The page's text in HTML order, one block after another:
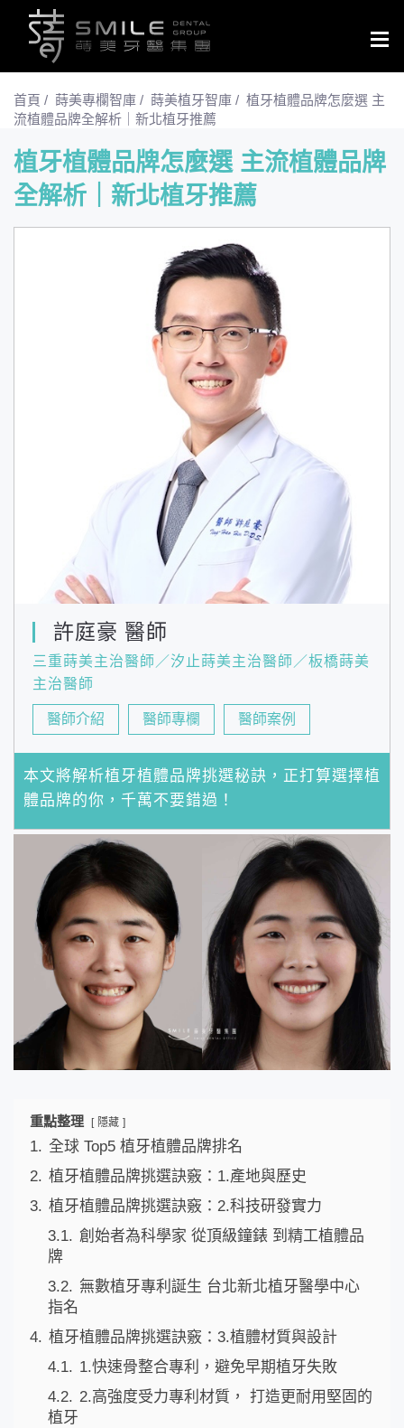
首頁 / 蒔美專欄智庫 / 蒔美植牙智庫 / 植牙植體品牌怎麼選 主
流植體品牌全解析｜新北植牙推薦
植牙植體品牌怎麼選 主流植體品牌
全解析｜新北植牙推薦
許庭豪 醫師
三重蒔美主治醫師／汐止蒔美主治醫師／板橋蒔美
主治醫師
醫師介紹 醫師專欄 醫師案例
本文將解析植牙植體品牌挑選秘訣，正打算選擇植
體品牌的你，千萬不要錯過！
重點整理 隱藏
1. 全球 Top5 植牙植體品牌排名
2. 植牙植體品牌挑選訣竅：1.產地與歷史
3. 植牙植體品牌挑選訣竅：2.科技研發實力
3.1. 創始者為科學家 從頂級鐘錶 到精工植體品
牌
3.2. 無數植牙專利誕生 台北新北植牙醫學中心
指名
4. 植牙植體品牌挑選訣竅：3.植體材質與設計
4.1. 1.快速骨整合專利，避免早期植牙失敗
4.2. 2.高強度受力專利材質， 打造更耐用堅固的
植牙